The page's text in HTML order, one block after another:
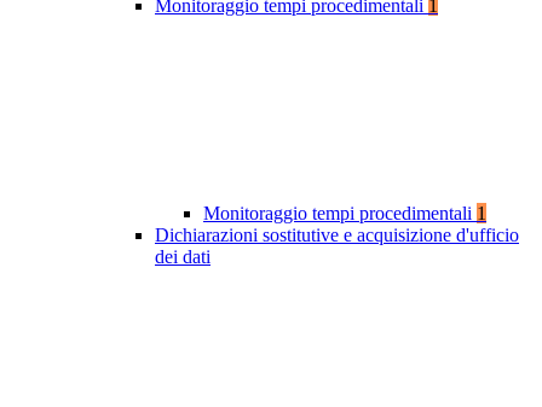
Monitoraggio tempi procedimentali 1
Monitoraggio tempi procedimentali 1
Dichiarazioni sostitutive e acquisizione d'ufficio
dei dati